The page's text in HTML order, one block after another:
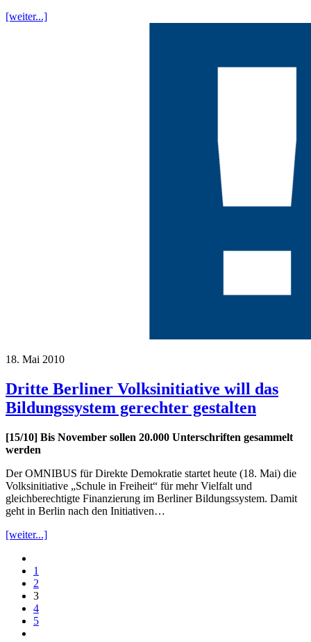
[weiter...]
18. Mai 2010
Dritte Berliner Volksinitiative will das
Bildungssystem gerechter gestalten
[15/10] Bis November sollen 20.000 Unterschriften gesammelt
werden
Der OMNIBUS für Direkte Demokratie startet heute (18. Mai) die
Volksinitiative „Schule in Freiheit“ für mehr Vielfalt und
gleichberechtigte Finanzierung im Berliner Bildungssystem. Damit
geht in Berlin nach den Initiativen…
[weiter...]
1
2
3
4
5